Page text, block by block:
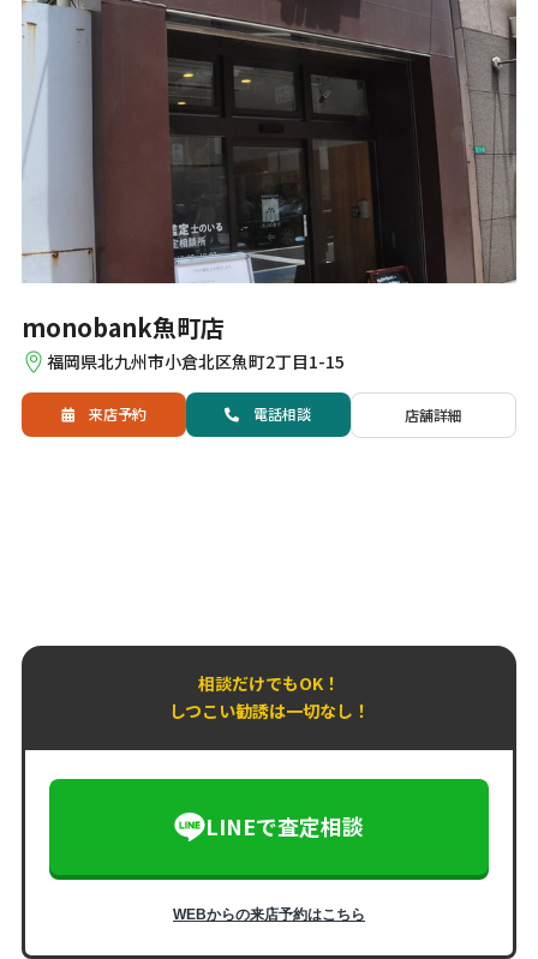
monobank魚町店
福岡県北九州市小倉北区魚町2丁目1-15
来店予約 電話相談 店舗詳細
相談だけでもOK！
しつこい勧誘は一切なし！
LINEで査定相談
WEBからの来店予約はこちら